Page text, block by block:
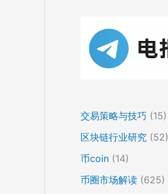
交易策略与技巧 (15)
区块链行业研究 (52)
币coin (14)
币圈市场解读 (625)